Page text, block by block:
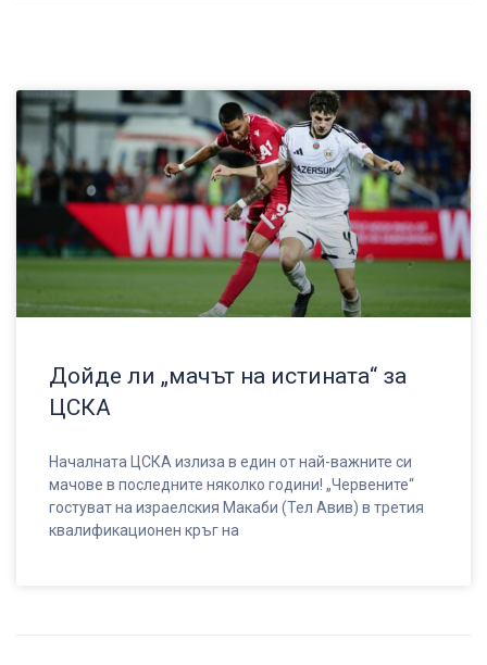
Дойде ли „мачът на истината“ за
ЦСКА
Началната ЦСКА излиза в един от най-важните си
мачове в последните няколко години! „Червените“
гостуват на израелския Макаби (Тел Авив) в третия
квалификационен кръг на